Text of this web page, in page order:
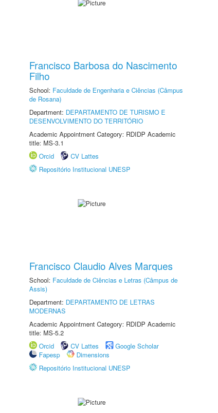
Francisco Barbosa do Nascimento
Filho
School: Faculdade de Engenharia e Ciências (Câmpus
de Rosana)
Department: DEPARTAMENTO DE TURISMO E
DESENVOLVIMENTO DO TERRITÓRIO
Academic Appointment Category: RDIDP Academic
title: MS-3.1
Orcid
CV Lattes
Repositório Institucional UNESP
Francisco Claudio Alves Marques
School: Faculdade de Ciências e Letras (Câmpus de
Assis)
Department: DEPARTAMENTO DE LETRAS
MODERNAS
Academic Appointment Category: RDIDP Academic
title: MS-5.2
Orcid
CV Lattes
Google Scholar
Fapesp
Dimensions
Repositório Institucional UNESP